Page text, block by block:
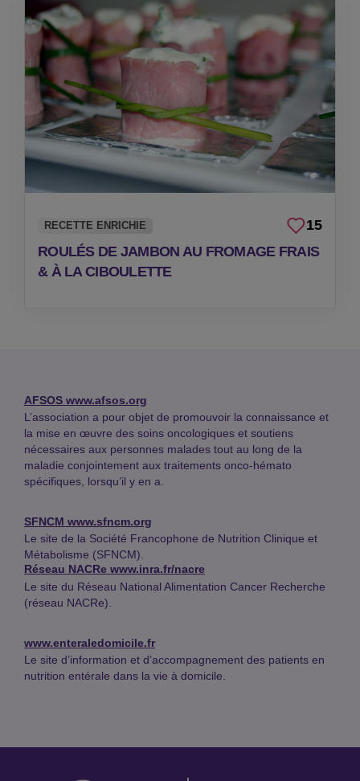
RECETTE ENRICHIE
15
ROULÉS DE JAMBON AU FROMAGE FRAIS
& À LA CIBOULETTE
AFSOS www.afsos.org
L’association a pour objet de promouvoir la connaissance et
la mise en œuvre des soins oncologiques et soutiens
nécessaires aux personnes malades tout au long de la
maladie conjointement aux traitements onco-hémato
spécifiques, lorsqu’il y en a.
SFNCM www.sfncm.org
Le site de la Société Francophone de Nutrition Clinique et
Métabolisme (SFNCM).
Réseau NACRe www.inra.fr/nacre
Le site du Réseau National Alimentation Cancer Recherche
(réseau NACRe).
www.enteraledomicile.fr
Le site d’information et d’accompagnement des patients en
nutrition entérale dans la vie à domicile.